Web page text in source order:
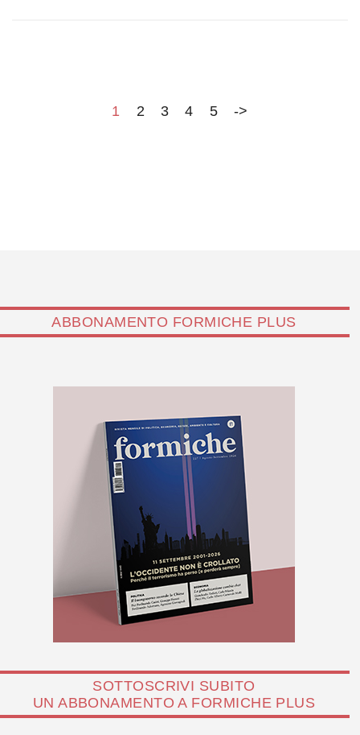
1 2 3 4 5 ->
ABBONAMENTO FORMICHE PLUS
SOTTOSCRIVI SUBITO
UN ABBONAMENTO A FORMICHE PLUS